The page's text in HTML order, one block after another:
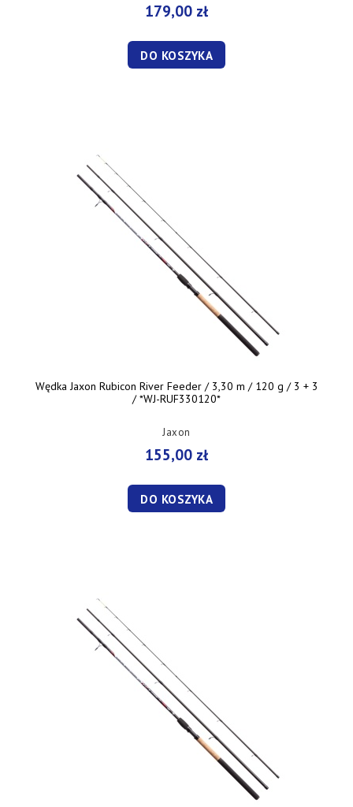
179,00 zł
DO KOSZYKA
Wędka Jaxon Rubicon River Feeder / 3,30 m / 120 g / 3 + 3
/ *WJ-RUF330120*
Jaxon
155,00 zł
DO KOSZYKA